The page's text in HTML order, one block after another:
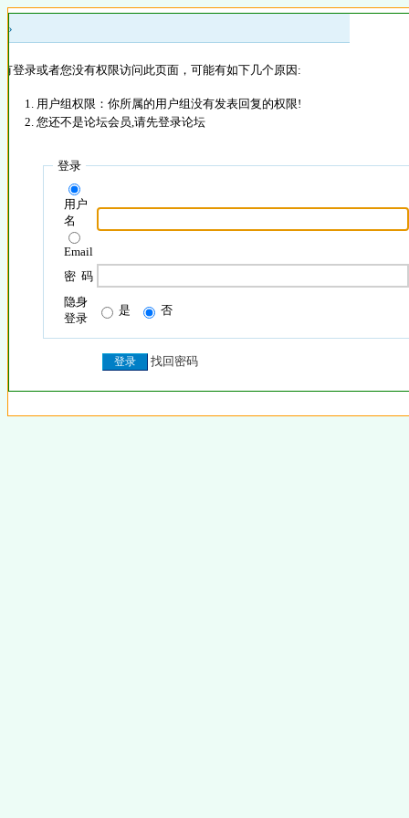
»
登录或者您没有权限访问此页面，可能有如下几个原因:
用户组权限：你所属的用户组没有发表回复的权限!
您还不是论坛会员,请先登录论坛
登录
用户
名
Email
密 码
隐身
登录
是 否
找回密码